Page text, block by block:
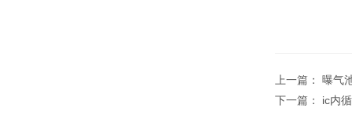
上一篇： 曝气
下一篇： ic内